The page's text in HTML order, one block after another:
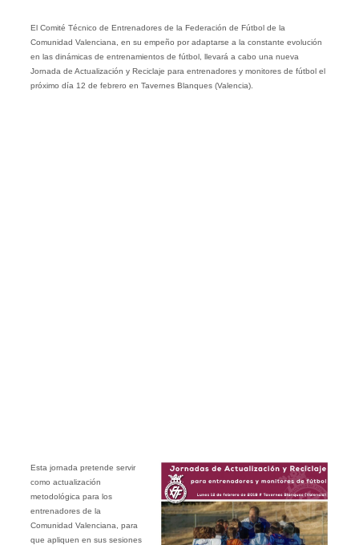
El Comité Técnico de Entrenadores de la Federación de Fútbol de la
Comunidad Valenciana, en su empeño por adaptarse a la constante evolución
en las dinámicas de entrenamientos de fútbol, llevará a cabo una nueva
Jornada de Actualización y Reciclaje para entrenadores y monitores de fútbol el
próximo día 12 de febrero en Tavernes Blanques (Valencia).
Esta jornada pretende servir
como actualización
metodológica para los
entrenadores de la
Comunidad Valenciana, para
que apliquen en sus sesiones